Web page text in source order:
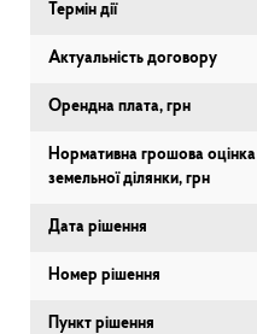
Термін дії
Актуальність договору
Орендна плата, грн
Нормативна грошова оцінка
земельної ділянки, грн
Дата рішення
Номер рішення
Пункт рішення